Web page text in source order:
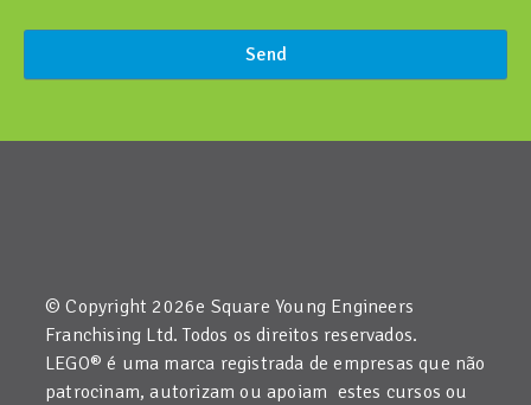
© Copyright 2026e Square Young Engineers
Franchising Ltd. Todos os direitos reservados.
LEGO® é uma marca registrada de empresas que não
patrocinam, autorizam ou apoiam estes cursos ou